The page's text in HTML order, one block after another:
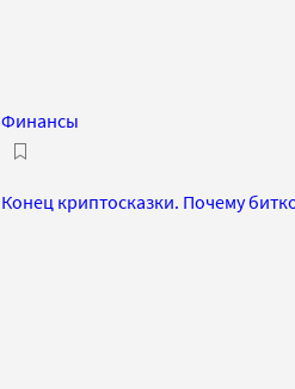
Финансы
Конец криптосказки. Почему